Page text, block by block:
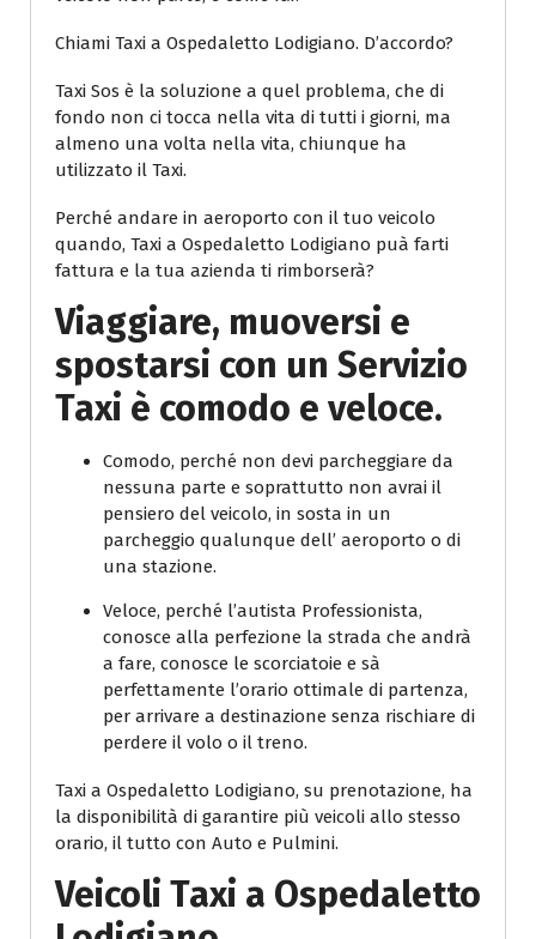
Chiami Taxi a Ospedaletto Lodigiano. D’accordo?
Taxi Sos è la soluzione a quel problema, che di
fondo non ci tocca nella vita di tutti i giorni, ma
almeno una volta nella vita, chiunque ha
utilizzato il Taxi.
Perché andare in aeroporto con il tuo veicolo
quando, Taxi a Ospedaletto Lodigiano puà farti
fattura e la tua azienda ti rimborserà?
Viaggiare, muoversi e
spostarsi con un Servizio
Taxi è comodo e veloce.
Comodo, perché non devi parcheggiare da
nessuna parte e soprattutto non avrai il
pensiero del veicolo, in sosta in un
parcheggio qualunque dell’ aeroporto o di
una stazione.
Veloce, perché l’autista Professionista,
conosce alla perfezione la strada che andrà
a fare, conosce le scorciatoie e sà
perfettamente l’orario ottimale di partenza,
per arrivare a destinazione senza rischiare di
perdere il volo o il treno.
Taxi a Ospedaletto Lodigiano, su prenotazione, ha
la disponibilità di garantire più veicoli allo stesso
orario, il tutto con Auto e Pulmini.
Veicoli Taxi a Ospedaletto